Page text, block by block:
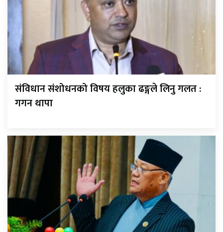
संविधान संशोधनको विषय हलुका ढङ्गले लिनु गलत :
गगन थापा